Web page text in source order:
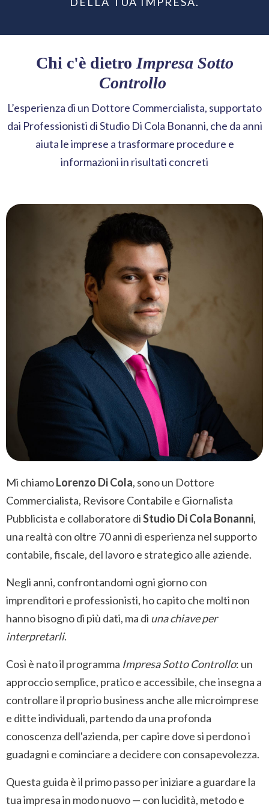
Chi c'è dietro Impresa Sotto
Controllo
L’esperienza di un Dottore Commercialista, supportato
dai Professionisti di Studio Di Cola Bonanni, che da anni
aiuta le imprese a trasformare procedure e
informazioni in risultati concreti
Mi chiamoLorenzo Di Cola, sono un Dottore
Commercialista, Revisore Contabile e Giornalista
Pubblicista e collaboratore diStudio Di Cola Bonanni,
una realtà con oltre 70 anni di esperienza nel supporto
contabile, fiscale, del lavoro e strategico alle aziende.
Negli anni, confrontandomi ogni giorno con
imprenditori e professionisti, ho capito che molti non
hanno bisogno di più dati, ma di una chiave per
interpretarli.
Così è nato il programma Impresa Sotto Controllo: un
approccio semplice, pratico e accessibile, che insegna a
controllare il proprio business anche alle microimprese
e ditte individuali, partendo da una profonda
conoscenza dell'azienda, per capire dove si perdono i
guadagni e cominciare a decidere con consapevolezza.
Questa guida è il primo passo per iniziare a guardare la
tua impresa in modo nuovo — con lucidità, metodo e